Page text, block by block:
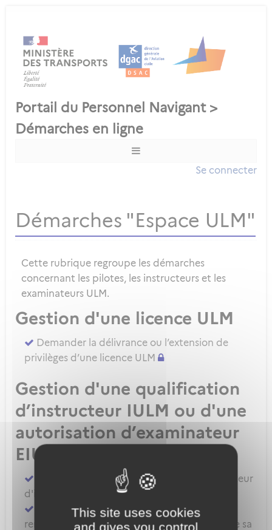
This site uses cookies
and gives you control
Se connecter
Démarches "Espace ULM"
Cette rubrique regroupe les démarches
concernant les pilotes, les instructeurs et les
examinateurs ULM.
Gestion d'une licence ULM
Demander la délivrance ou l’extension de
privilèges d’une licence ULM
Gestion d'une qualification
d’instructeur IULM ou d'une
autorisation d’examinateur
EIULM
Attester des prérequis pour devenir formateur
d'instructeur ULM
Demander la délivrance, la prorogation, le
renouvellement ou l'extension de privilèges de sa